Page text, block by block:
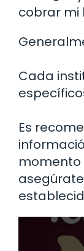
cobrar mi
Cada
Es
momento